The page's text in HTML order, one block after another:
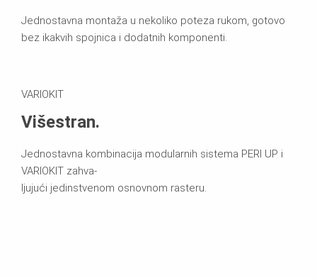
Jednostavna montaža u nekoliko poteza rukom, gotovo
bez ikakvih spojnica i dodatnih komponenti.
VARIOKIT
Višestran.
Jednostavna kombinacija modularnih sistema PERI UP i
VARIOKIT zahva-
ljujući jedinstvenom osnovnom rasteru.